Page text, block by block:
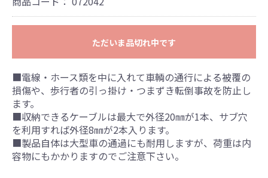
ただいま品切れ中です
■電線・ホース類を中に入れて車輌の通行による被覆の
損傷や、歩行者の引っ掛け・つまずき転倒事故を防止し
ます。
■収納できるケーブルは最大で外径20㎜が1本、サブ穴
を利用すれば外径8㎜が2本入ります。
■製品自体は大型車の通過にも耐用しますが、荷重は内
容物にもかかりますのでご注意下さい。